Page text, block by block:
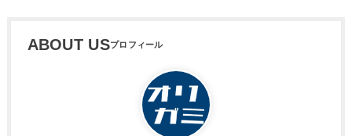
ABOUT US